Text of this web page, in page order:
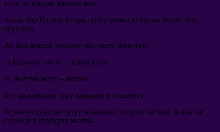
үчүн эч кандай кажети жок.
Анын бар Космос өз ара сүйүү менен кубаныч болот. бош
орун бар.
Ар бир жашоо түрлөрү эки жолу төрөлгөн:
1) Биринчи жолу – барбы үчүн.
2) Экинчи жолу – жашоо.
Бул да адамдын түрү адамдарга тиешелүү.
биринчи туулган түзүү маалымат энергия заттын, жаны же
сезим деп аталуучу жалпы.